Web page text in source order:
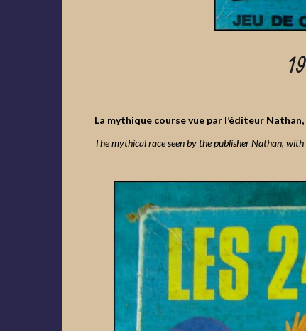
La mythique course vue par l’éditeur
The mythical race seen by the publisher Nathan,